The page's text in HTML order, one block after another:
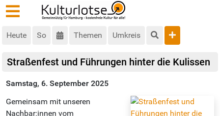
Heute So Themen Umkreis
Straßenfest und Führungen hinter die Kulissen
Samstag, 6. September 2025
Gemeinsam mit unseren
Nachbar:innen vom